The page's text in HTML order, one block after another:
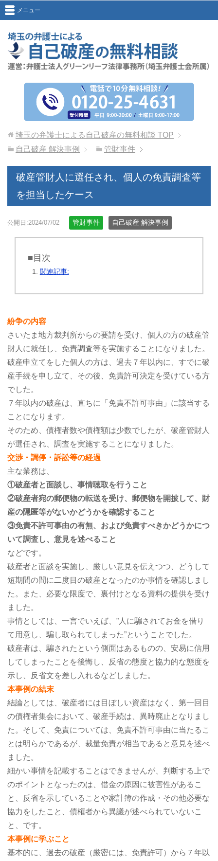
メニュー
埼玉の弁護士による自己破産の無料相談 TOP
自己破産 解決事例
管財事件
破産管財人に選任され、個人の免責調査等
を担当したケース
公開日:2024/07/02 管財事件 自己破産 解決事例
■目次
関連記事:
紛争の内容
さいたま地方裁判所からの要請を受け、個人の方の破産管
財人に就任し、免責調査等を実施することになりました。
破産申立てをした個人の方は、過去７年以内に、すでに破
産手続を申し立て、その後、免責許可決定を受けている方
でした。
７年以内の破産は、直ちに「免責不許可事由」に該当する
ことになります。
そのため、債権者数や債権額は少数でしたが、破産管財人
が選任され、調査を実施することになりました。
交渉・調停・訴訟等の経過
主な業務は、
①破産者と面談し、事情聴取を行うこと
②破産者宛の郵便物の転送を受け、郵便物を開披して、財
産の隠匿等がないかどうかを確認すること
③免責不許可事由の有無、および免責すべきかどうかにつ
いて調査し、意見を述べること
などです。
破産者と面談を実施し、厳しい意見を伝えつつ、どうして
短期間の間に二度目の破産となったのか事情を確認しまし
た。また、必要な限度で、裏付けとなる資料の提供を受け
ました。
事情としては、一言でいえば、”人に騙されてお金を借り
て用意し、騙し取られてしまった”ということでした。
破産者は、騙されたという側面はあるものの、安易に信用
してしまったことを後悔し、反省の態度と協力的な態度を
示し、反省文を差し入れるなどしました。
本事例の結末
結論としては、破産者には目ぼしい資産はなく、第一回目
の債権者集会において、破産手続は、異時廃止となりまし
た。そして、免責については、免責不許可事由に当たるこ
とは明らかであるが、裁量免責が相当であると意見を述べ
ました。
細かい事情を記載することはできませんが、判断する上で
のポイントとなったのは、借金の原因に被害性があるこ
と、反省を示していることや家計簿の作成・その他必要な
協力をしたこと、債権者から異議が述べられていないこ
と、です。
本事例に学ぶこと
基本的に、過去の破産（厳密には、免責許可）から７年以